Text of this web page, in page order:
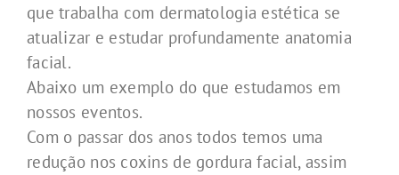
que trabalha com dermatologia estética se
atualizar e estudar profundamente anatomia
facial.
Abaixo um exemplo do que estudamos em
nossos eventos.
Com o passar dos anos todos temos uma
redução nos coxins de gordura facial, assim